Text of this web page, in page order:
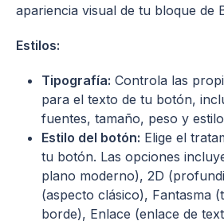
apariencia visual de tu bloque de
Estilos:
Tipografía: Controla las
para el texto de tu botón,
fuentes, tamaño, peso y
Estilo del botón: Elige el
tu botón. Las opciones
plano moderno), 2D
(aspecto clásico), Fantasma
borde), Enlace (enlace de